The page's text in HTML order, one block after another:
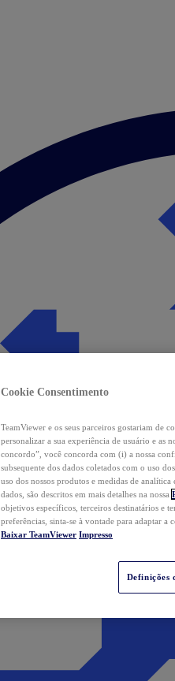
Cookie Consentimento
TeamViewer e os seus parceiros gostariam de
personalizar a sua experiência de usuário e as
concordo”, você concorda com (i) a nossa
subsequente dos dados coletados com o uso
uso dos nossos produtos e medidas de
dados, são descritos em mais detalhes na nossa
objetivos específicos, terceiros destinatários e
preferências, sinta-se à vontade para adaptar a
Baixar TeamViewer Impresso
Definições